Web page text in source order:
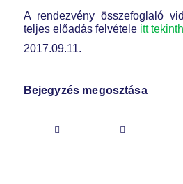
A rendezvény összefoglaló
teljes előadás felvétele itt
2017.09.11.
Bejegyzés megosztása